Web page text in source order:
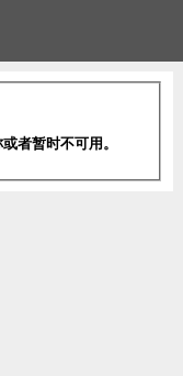
者暂时不可用。